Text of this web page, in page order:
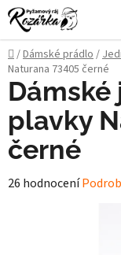
Přejít
na
obsah
Domů
/Dámské prádlo/
Naturana 73405 černé
plavky
černé
Průměrné
26 hodnocení